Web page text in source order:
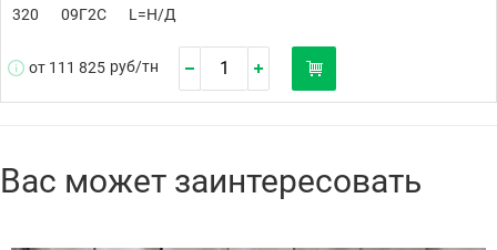
320 09Г2С L=Н/Д
от 111 825 руб/тн
Вас может заинтересовать